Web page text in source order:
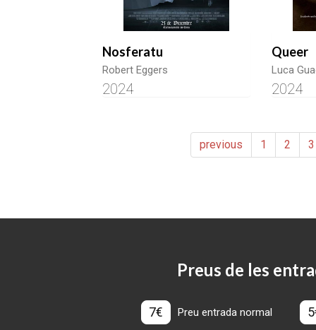
Nosferatu
Robert Eggers
2024
Queer
Luca
2024
previous 1 2 3
Preus de les
7€ Preu entrada normal